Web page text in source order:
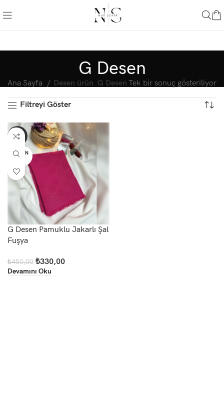
G Desen
Ana Sayfa Desen ürün G Desen Tek bir sonuç gösteriliyor
Filtreyi Göster
-27%
TÜKEN
DI
G Desen Pamuklu Jakarlı Şal
Fuşya
₺450,00 ₺330,00
Devamını Oku